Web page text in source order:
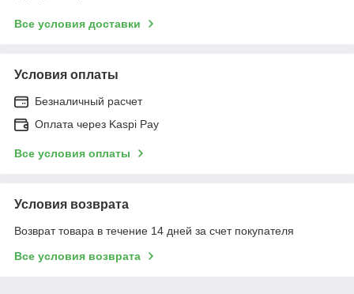
Все условия доставки
Условия оплаты
Безналичный расчет
Оплата через Kaspi Pay
Все условия оплаты
Условия возврата
Возврат товара в течение 14 дней за счет покупателя
Все условия возврата